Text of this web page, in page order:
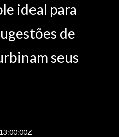
ideal para
de
seus